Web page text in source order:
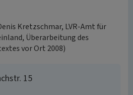
Kretzschmar, LVR-Amt für
Überarbeitung des
vor Ort 2008)
15